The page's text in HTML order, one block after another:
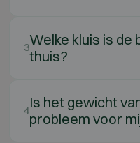
3Welke kluis is de
thuis?
4Is het gewicht
probleem voor